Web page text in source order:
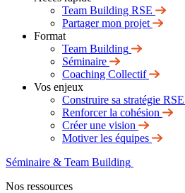
Team Building RSE
Partager mon projet
Format
Team Building
Séminaire
Coaching Collectif
Vos enjeux
Construire sa stratégie RSE
Renforcer la cohésion
Créer une vision
Motiver les équipes
Séminaire & Team Building
Nos ressources